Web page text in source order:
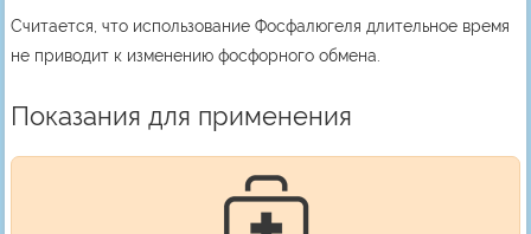
Считается, что использование Фосфалюгеля длительное время
не приводит к изменению фосфорного обмена.
Показания для применения